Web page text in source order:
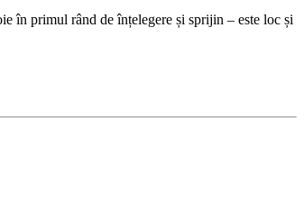
în primul rând de înțelegere și sprijin – este loc și